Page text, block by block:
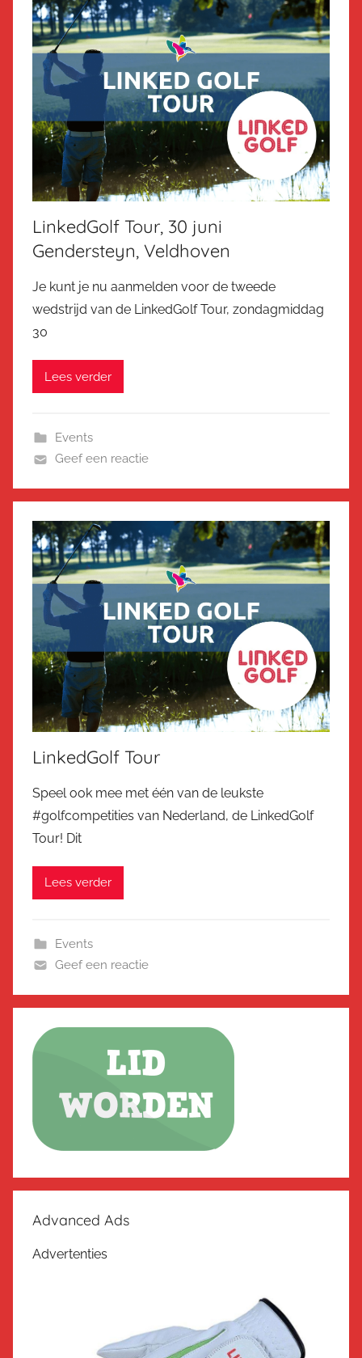
LinkedGolf Tour, 30 juni
Gendersteyn, Veldhoven
Je kunt je nu aanmelden voor de tweede
wedstrijd van de LinkedGolf Tour, zondagmiddag
30
Lees verder
Events
Geef een reactie
LinkedGolf Tour
Speel ook mee met één van de leukste
#golfcompetities van Nederland, de LinkedGolf
Tour! Dit
Lees verder
Events
Geef een reactie
Advanced Ads
Advertenties